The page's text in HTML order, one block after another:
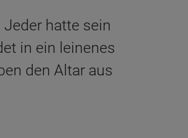
hatte sein
in ein leinenes
den Altar aus